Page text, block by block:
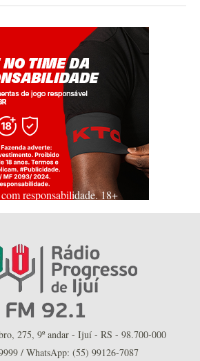
responsabilidade. 18+
275, 9º andar - Ijuí - RS - 98.700-000
/ WhatsApp: (55) 99126-7087